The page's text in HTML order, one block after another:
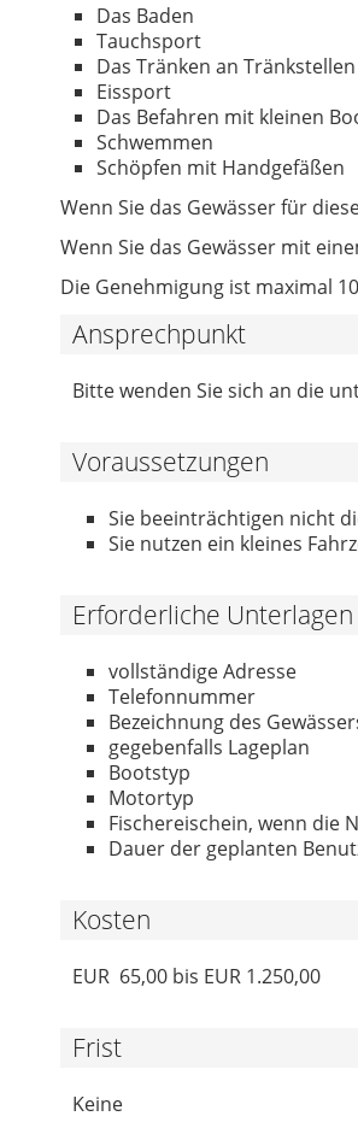
Das Baden
Tauchsport
Das Tränken an Tränkstellen
Eissport
Das Befahren mit kleinen
Schwemmen
Schöpfen mit Handgefäßen
Wenn Sie das Gewässer für
Wenn Sie das Gewässer mit
Die Genehmigung ist maximal
Ansprechpunkt
Bitte wenden Sie sich an die
Voraussetzungen
Sie beeinträchtigen nicht
Sie nutzen ein kleines
Erforderliche Unterlagen
vollständige Adresse
Telefonnummer
Bezeichnung des
gegebenfalls Lageplan
Bootstyp
Motortyp
Fischereischein, wenn die
Dauer der geplanten
Kosten
EUR 65,00 bis EUR 1.250,00
Frist
Keine